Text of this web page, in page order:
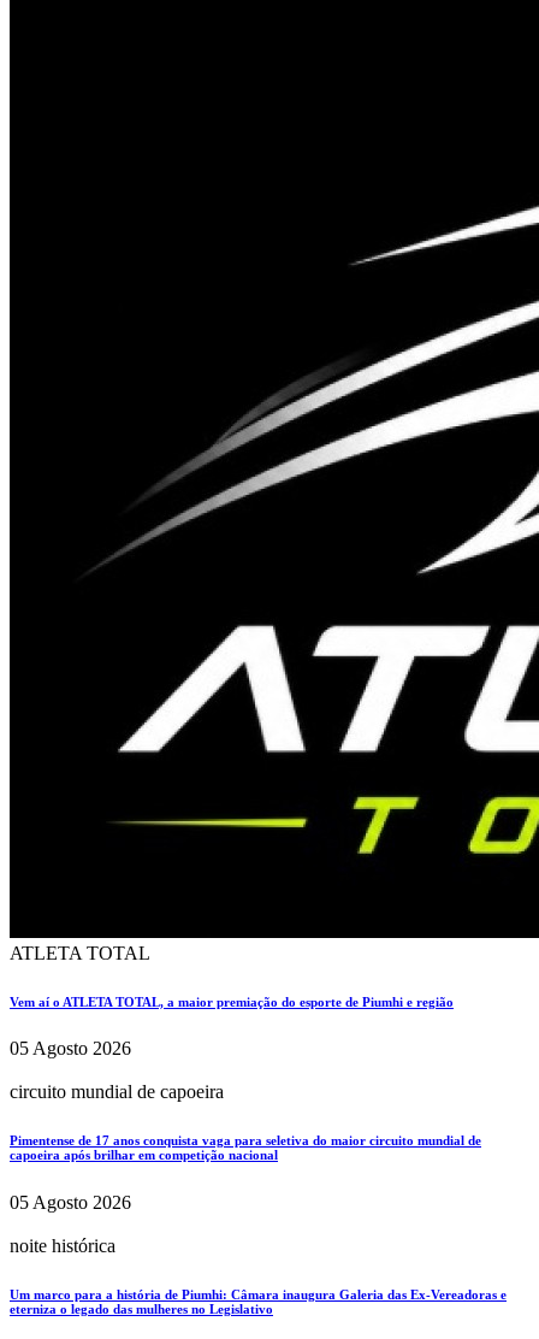
ATLETA TOTAL
Vem aí o ATLETA TOTAL, a maior premiação do esporte de Piumhi e região
05 Agosto 2026
circuito mundial de capoeira
Pimentense de 17 anos conquista vaga para seletiva do maior circuito mundial de
capoeira após brilhar em competição nacional
05 Agosto 2026
noite histórica
Um marco para a história de Piumhi: Câmara inaugura Galeria das Ex-Vereadoras e
eterniza o legado das mulheres no Legislativo